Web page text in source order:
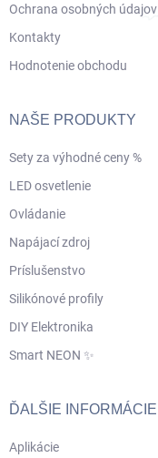
Ochrana osobných údajov
Kontakty
Hodnotenie obchodu
NAŠE PRODUKTY
Sety za výhodné ceny %
LED osvetlenie
Ovládanie
Napájací zdroj
Príslušenstvo
Silikónové profily
DIY Elektronika
Smart NEON ✨
ĎALŠIE INFORMÁCIE
Aplikácie